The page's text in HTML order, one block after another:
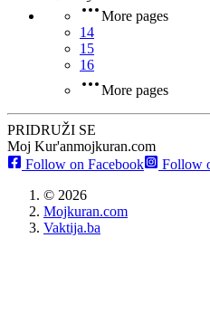
More pages
14
15
16
More pages
PRIDRUŽI SE
Moj Kur'anmojkuran.com
Follow on Facebook
Follow
© 2026
Mojkuran.com
Vaktija.ba